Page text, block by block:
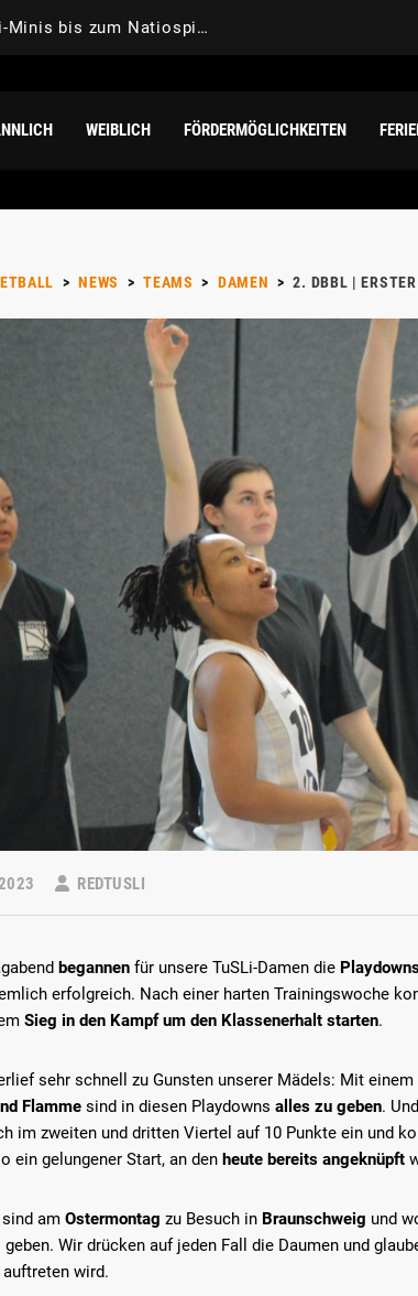
Natio-Sommer | Von den TuSLi-Minis bis zum Natiospieler: Noah Isichei überzeugt für Deutschland
WEIBLICH FÖRDERMÖGLICHKEITEN
> NEWS > TEAMS > DAMEN > 2. DBBL |
REDTUSLI
begannen für unsere TuSLi-Damen die
erfolgreich. Nach einer harten Trainingswoche
Sieg in den Kampf um den Klassenerhalt starten.
sehr schnell zu Gunsten unserer Mädels: Mit
Flamme sind in diesen Playdowns alles zu geben.
im zweiten und dritten Viertel auf 10 Punkte ein und
ein gelungener Start, an den heute bereits angeknüpft
am Ostermontag zu Besuch in Braunschweig und
Wir drücken auf jeden Fall die Daumen und
wird.